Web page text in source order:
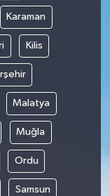
Karaman
Kilis
Malatya
Muğla
Ordu
Samsun